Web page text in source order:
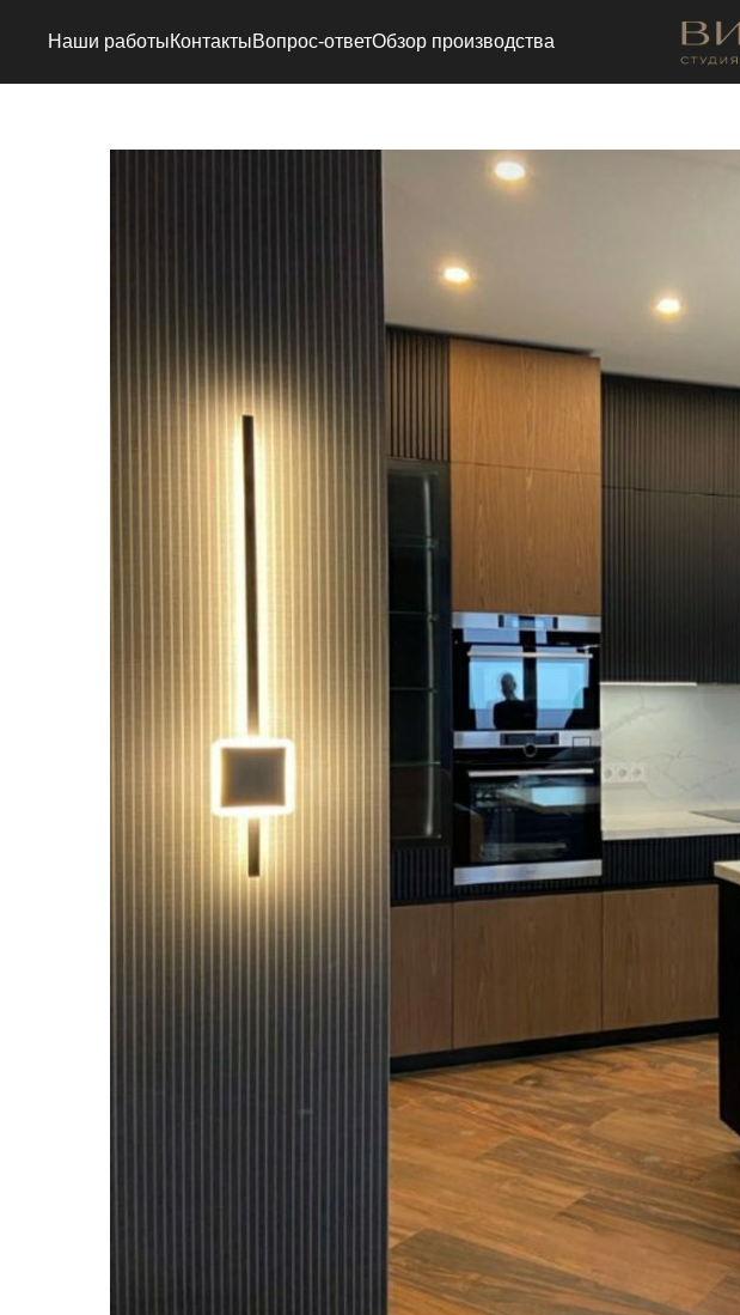
Наши работыКонтактыВопрос-ответОбзор производства